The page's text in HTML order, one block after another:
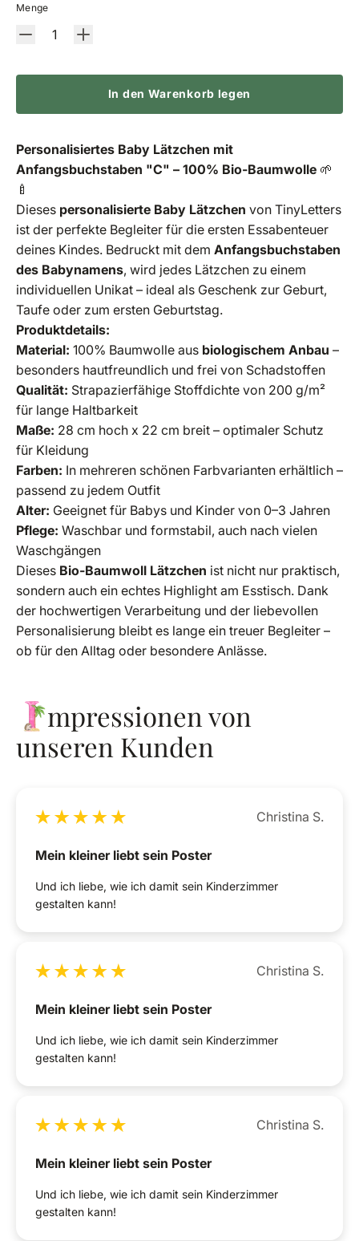
Menge
In den Warenkorb legen
Personalisiertes Baby Lätzchen mit
Anfangsbuchstaben "C" – 100% Bio-Baumwolle 🌱
🍼
Dieses personalisierte Baby Lätzchen von TinyLetters
ist der perfekte Begleiter für die ersten Essabenteuer
deines Kindes. Bedruckt mit dem Anfangsbuchstaben
des Babynamens, wird jedes Lätzchen zu einem
individuellen Unikat – ideal als Geschenk zur Geburt,
Taufe oder zum ersten Geburtstag.
Produktdetails:
Material: 100% Baumwolle aus biologischem Anbau –
besonders hautfreundlich und frei von Schadstoffen
Qualität: Strapazierfähige Stoffdichte von 200 g/m²
für lange Haltbarkeit
Maße: 28 cm hoch x 22 cm breit – optimaler Schutz
für Kleidung
Farben: In mehreren schönen Farbvarianten erhältlich –
passend zu jedem Outfit
Alter: Geeignet für Babys und Kinder von 0–3 Jahren
Pflege: Waschbar und formstabil, auch nach vielen
Waschgängen
Dieses Bio-Baumwoll Lätzchen ist nicht nur praktisch,
sondern auch ein echtes Highlight am Esstisch. Dank
der hochwertigen Verarbeitung und der liebevollen
Personalisierung bleibt es lange ein treuer Begleiter –
ob für den Alltag oder besondere Anlässe.
I
mpressionen von
unseren Kunden
Christina S.
Mein kleiner liebt sein Poster
Und ich liebe, wie ich damit sein Kinderzimmer
gestalten kann!
Christina S.
Mein kleiner liebt sein Poster
Und ich liebe, wie ich damit sein Kinderzimmer
gestalten kann!
Christina S.
Mein kleiner liebt sein Poster
Und ich liebe, wie ich damit sein Kinderzimmer
gestalten kann!